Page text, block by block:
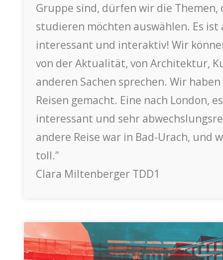
Gruppe sind, dürfen wir die Themen,
studieren möchten auswählen. Es ist
interessant und interaktiv! Wir
von der Aktualität, von Architektur,
anderen Sachen sprechen. Wir
Reisen gemacht. Eine nach London,
interessant und sehr
andere Reise war in Bad-Urach, und
toll.”
Clara Miltenberger TDD1